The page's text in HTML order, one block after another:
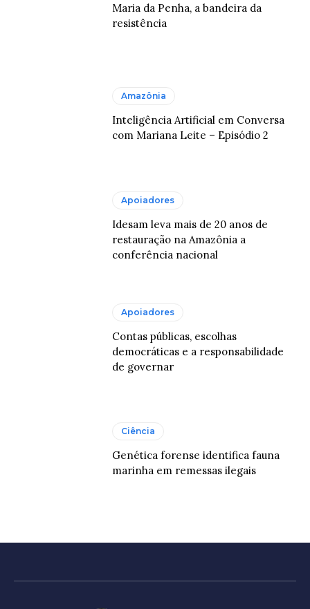
Maria da Penha, a bandeira da
resistência
Amazônia
Inteligência Artificial em Conversa
com Mariana Leite – Episódio 2
Apoiadores
Idesam leva mais de 20 anos de
restauração na Amazônia a
conferência nacional
Apoiadores
Contas públicas, escolhas
democráticas e a responsabilidade
de governar
Ciência
Genética forense identifica fauna
marinha em remessas ilegais